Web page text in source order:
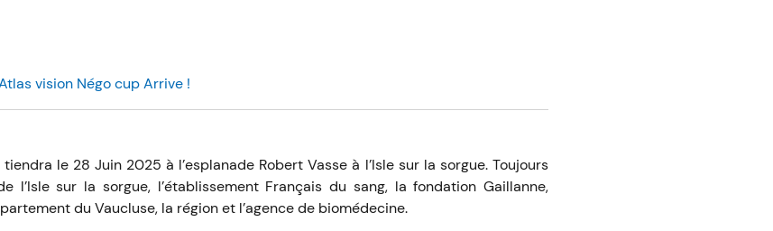
vision Négo cup Arrive !
le 28 Juin 2025 à l’esplanade Robert Vasse à l’Isle sur la sorgue. Toujours
l’Isle sur la sorgue, l’établissement Français du sang, la fondation Gaillanne,
du Vaucluse, la région et l’agence de biomédecine.